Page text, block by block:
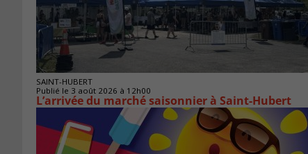
SAINT-HUBERT
Publié le 3 août 2026 à 12h00
L’arrivée du marché saisonnier à Saint-Hubert